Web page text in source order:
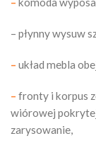
– płynny wysuw
– układ mebla
– fronty i korpus
wiórowej
zarysowanie,